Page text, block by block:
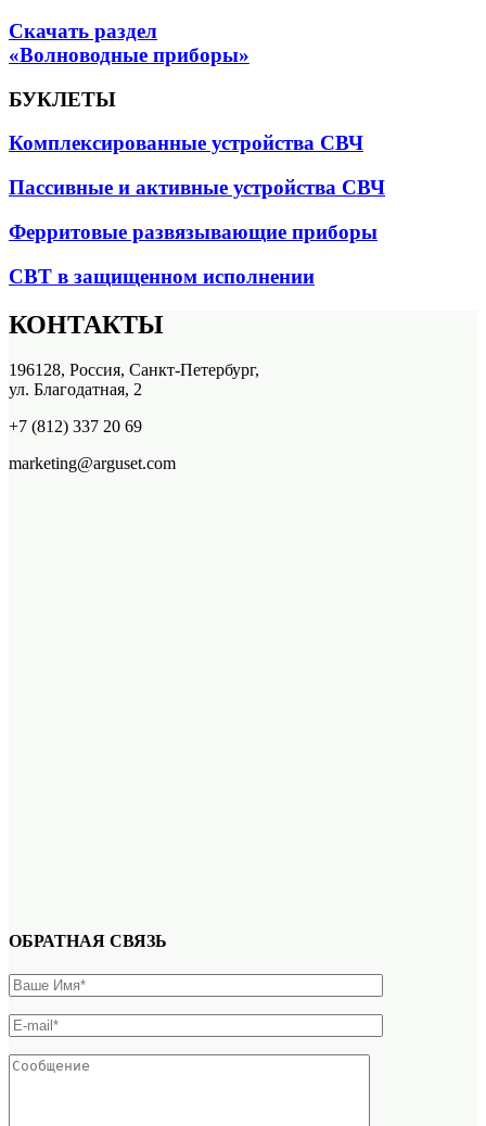
Скачать раздел
«Волноводные приборы»
БУКЛЕТЫ
Комплексированные устройства СВЧ
Пассивные и активные устройства СВЧ
Ферритовые развязывающие приборы
СВТ в защищенном исполнении
КОНТАКТЫ
196128, Россия, Санкт-Петербург,
ул. Благодатная, 2
+7 (812) 337 20 69
marketing@arguset.com
ОБРАТНАЯ СВЯЗЬ